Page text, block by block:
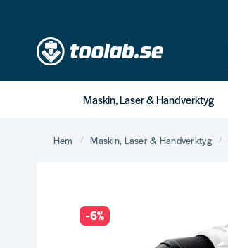
Maskin, Laser & Handverktyg
Hem Maskin, Laser & Handverktyg
-6%